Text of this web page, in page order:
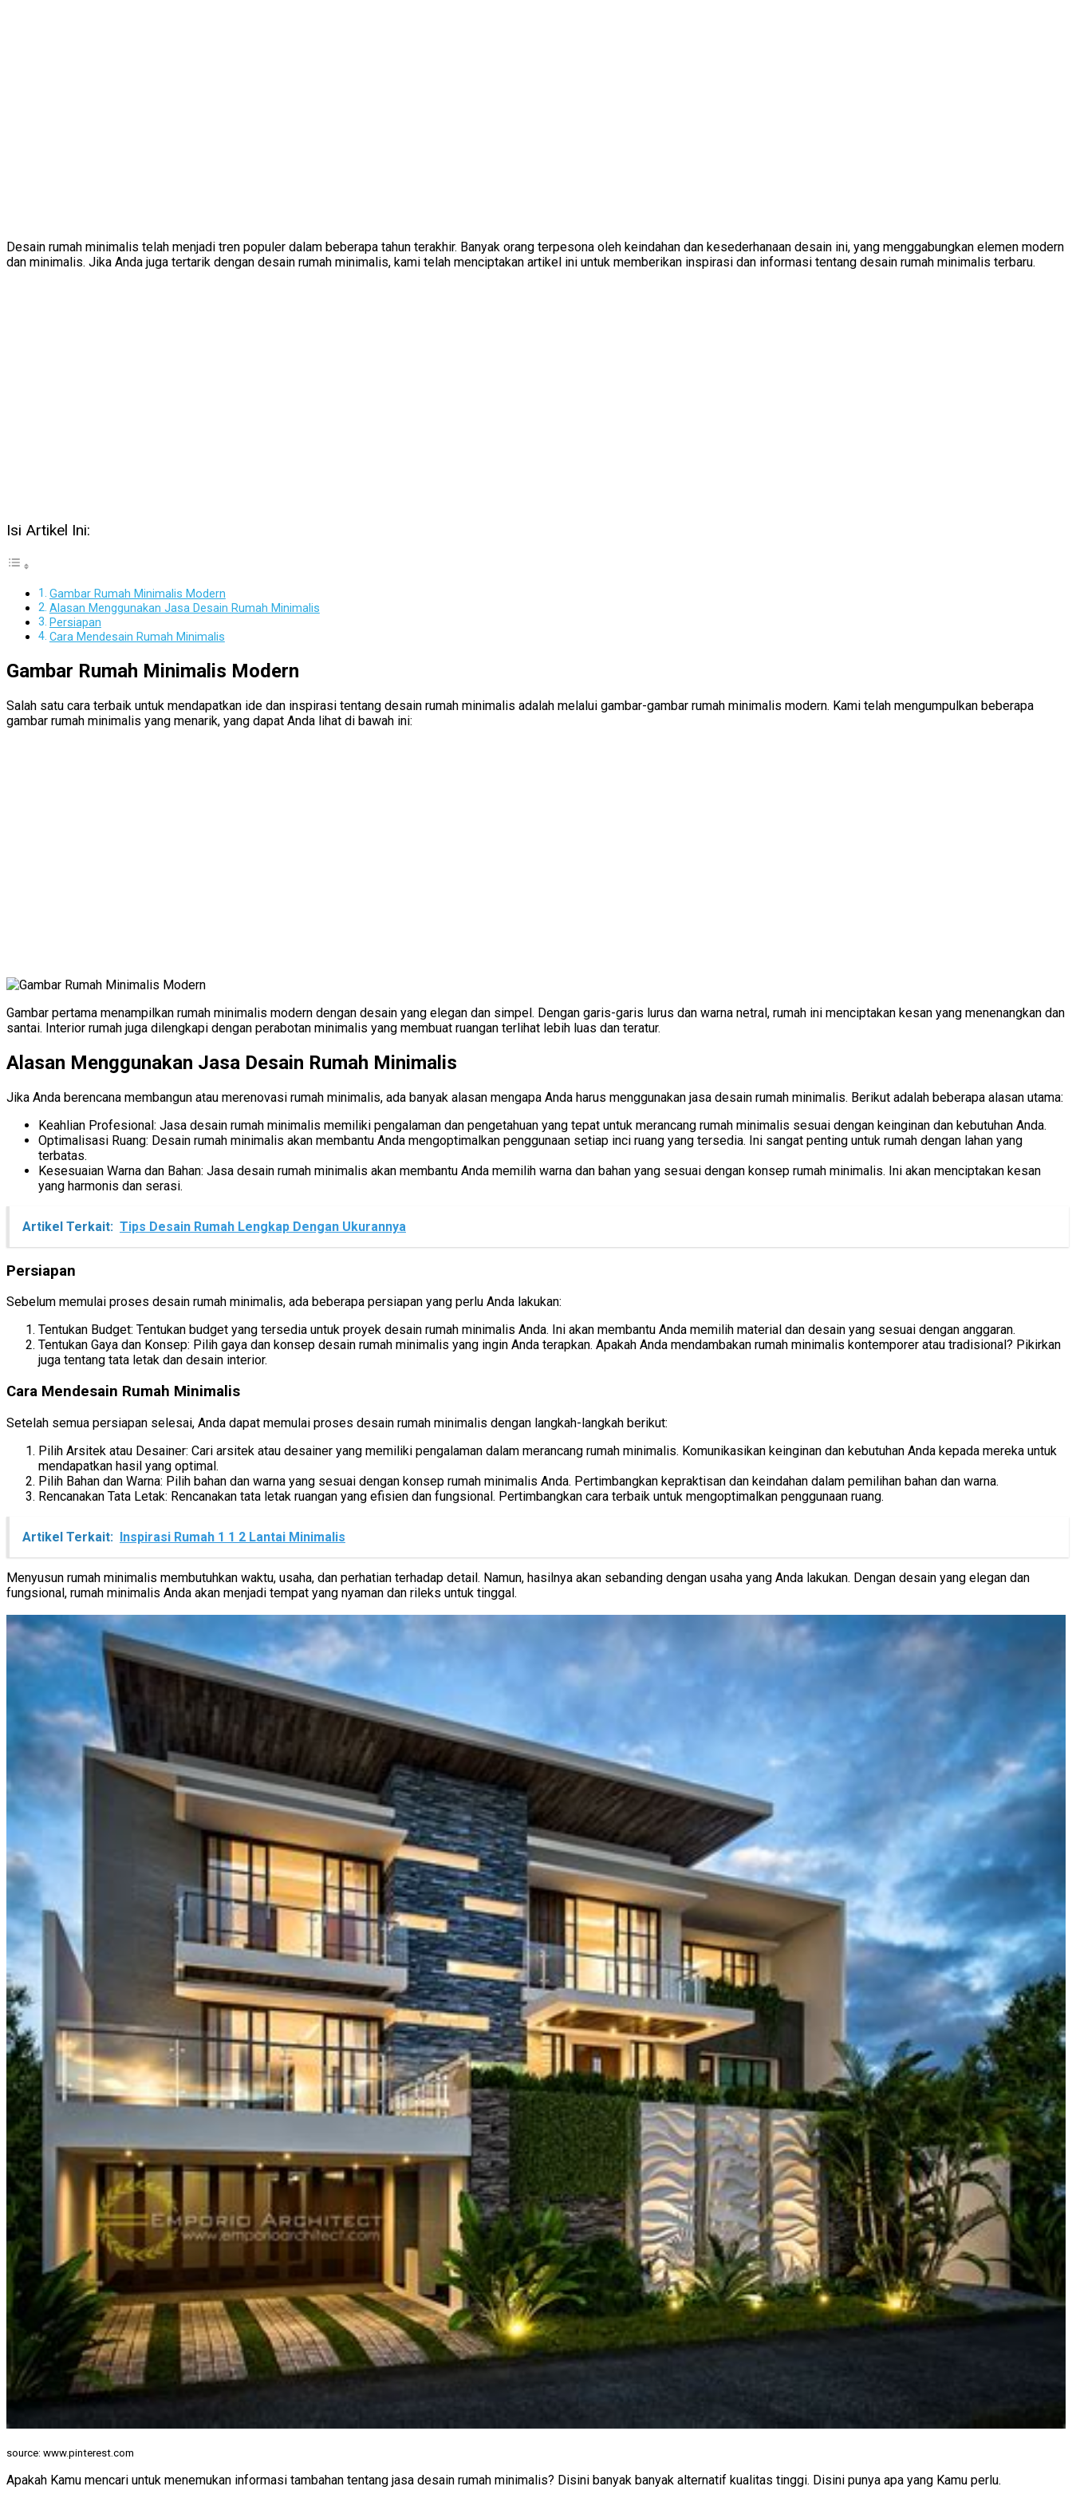
Desain rumah minimalis telah menjadi tren populer dalam beberapa tahun terakhir. Banyak orang terpesona oleh keindahan dan kesederhanaan desain ini, yang menggabungkan elemen modern
dan minimalis. Jika Anda juga tertarik dengan desain rumah minimalis, kami telah menciptakan artikel ini untuk memberikan inspirasi dan informasi tentang desain rumah minimalis terbaru.
Isi Artikel Ini:
Gambar Rumah Minimalis Modern
Alasan Menggunakan Jasa Desain Rumah Minimalis
Persiapan
Cara Mendesain Rumah Minimalis
Gambar Rumah Minimalis Modern
Salah satu cara terbaik untuk mendapatkan ide dan inspirasi tentang desain rumah minimalis adalah melalui gambar-gambar rumah minimalis modern. Kami telah mengumpulkan beberapa
gambar rumah minimalis yang menarik, yang dapat Anda lihat di bawah ini:
Gambar pertama menampilkan rumah minimalis modern dengan desain yang elegan dan simpel. Dengan garis-garis lurus dan warna netral, rumah ini menciptakan kesan yang menenangkan dan
santai. Interior rumah juga dilengkapi dengan perabotan minimalis yang membuat ruangan terlihat lebih luas dan teratur.
Alasan Menggunakan Jasa Desain Rumah Minimalis
Jika Anda berencana membangun atau merenovasi rumah minimalis, ada banyak alasan mengapa Anda harus menggunakan jasa desain rumah minimalis. Berikut adalah beberapa alasan utama:
Keahlian Profesional: Jasa desain rumah minimalis memiliki pengalaman dan pengetahuan yang tepat untuk merancang rumah minimalis sesuai dengan keinginan dan kebutuhan Anda.
Optimalisasi Ruang: Desain rumah minimalis akan membantu Anda mengoptimalkan penggunaan setiap inci ruang yang tersedia. Ini sangat penting untuk rumah dengan lahan yang
terbatas.
Kesesuaian Warna dan Bahan: Jasa desain rumah minimalis akan membantu Anda memilih warna dan bahan yang sesuai dengan konsep rumah minimalis. Ini akan menciptakan kesan
yang harmonis dan serasi.
Artikel Terkait: Tips Desain Rumah Lengkap Dengan Ukurannya
Persiapan
Sebelum memulai proses desain rumah minimalis, ada beberapa persiapan yang perlu Anda lakukan:
Tentukan Budget: Tentukan budget yang tersedia untuk proyek desain rumah minimalis Anda. Ini akan membantu Anda memilih material dan desain yang sesuai dengan anggaran.
Tentukan Gaya dan Konsep: Pilih gaya dan konsep desain rumah minimalis yang ingin Anda terapkan. Apakah Anda mendambakan rumah minimalis kontemporer atau tradisional? Pikirkan
juga tentang tata letak dan desain interior.
Cara Mendesain Rumah Minimalis
Setelah semua persiapan selesai, Anda dapat memulai proses desain rumah minimalis dengan langkah-langkah berikut:
Pilih Arsitek atau Desainer: Cari arsitek atau desainer yang memiliki pengalaman dalam merancang rumah minimalis. Komunikasikan keinginan dan kebutuhan Anda kepada mereka untuk
mendapatkan hasil yang optimal.
Pilih Bahan dan Warna: Pilih bahan dan warna yang sesuai dengan konsep rumah minimalis Anda. Pertimbangkan kepraktisan dan keindahan dalam pemilihan bahan dan warna.
Rencanakan Tata Letak: Rencanakan tata letak ruangan yang efisien dan fungsional. Pertimbangkan cara terbaik untuk mengoptimalkan penggunaan ruang.
Artikel Terkait: Inspirasi Rumah 1 1 2 Lantai Minimalis
Menyusun rumah minimalis membutuhkan waktu, usaha, dan perhatian terhadap detail. Namun, hasilnya akan sebanding dengan usaha yang Anda lakukan. Dengan desain yang elegan dan
fungsional, rumah minimalis Anda akan menjadi tempat yang nyaman dan rileks untuk tinggal.
source: www.pinterest.com
Apakah Kamu mencari untuk menemukan informasi tambahan tentang jasa desain rumah minimalis? Disini banyak banyak alternatif kualitas tinggi. Disini punya apa yang Kamu perlu.